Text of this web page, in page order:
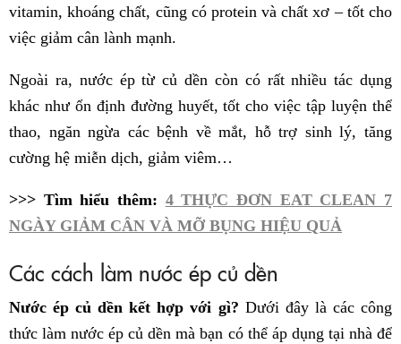
vitamin, khoáng chất, cũng có protein và chất xơ – tốt cho
việc giảm cân lành mạnh.
Ngoài ra, nước ép từ củ dền còn có rất nhiều tác dụng
khác như ổn định đường huyết, tốt cho việc tập luyện thể
thao, ngăn ngừa các bệnh về mắt, hỗ trợ sinh lý, tăng
cường hệ miễn dịch, giảm viêm…
>>> Tìm hiểu thêm: 4 THỰC ĐƠN EAT CLEAN 7
NGÀY GIẢM CÂN VÀ MỠ BỤNG HIỆU QUẢ
Các cách làm nước ép củ dền
Nước ép củ dền kết hợp với gì? Dưới đây là các công
thức làm nước ép củ dền mà bạn có thể áp dụng tại nhà để